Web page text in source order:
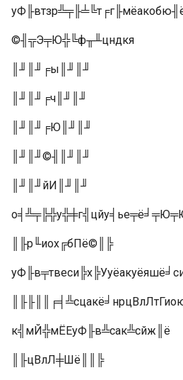
©╢╦Э╤Ю╬╚ф╥╨цндкя
║╜║╜╒ы║╜║╜
║╜║╜╒ч║╜║╜
║╜║╜╒Ю║╜║╜
║╜║╜©╢║╜║╜
║╜║╜йИ║╜║╜
║╟р╙иох╔бПё©║╠
к╣мЙ╬мЁЕуФ╟в╩сак╩сйж║ё
║╟цВлЛ╪Шё║║╠